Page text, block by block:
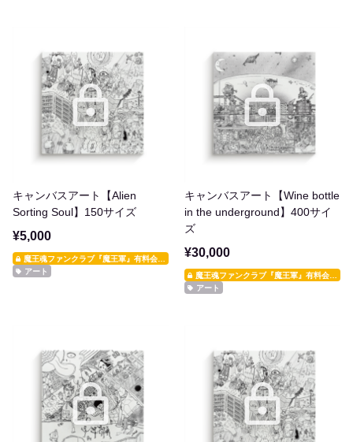
キャンバスアート【Alien
Sorting Soul】150サイズ
¥5,000
魔王魂ファンクラブ『魔王軍』有料会員限定
アート
キャンバスアート【Wine bottle
in the underground】400サイ
ズ
¥30,000
魔王魂ファンクラブ『魔王軍』有料会員限定
アート